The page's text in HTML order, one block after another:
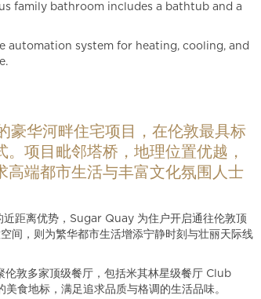
family bathroom includes a bathtub and a
system for heating, cooling, and
华河畔住宅项目，在伦敦最具标
项目毗邻塔桥，地理位置优越，
高端都市生活与丰富文化氛围人士
距离优势，Sugar Quay 为住户开启通往伦敦顶
间，则为繁华都市生活增添宁静时刻与壮丽天际线
敦多家顶级餐厅，包括米其林星级餐厅 Club
食地标，满足追求品质与格调的生活品味。